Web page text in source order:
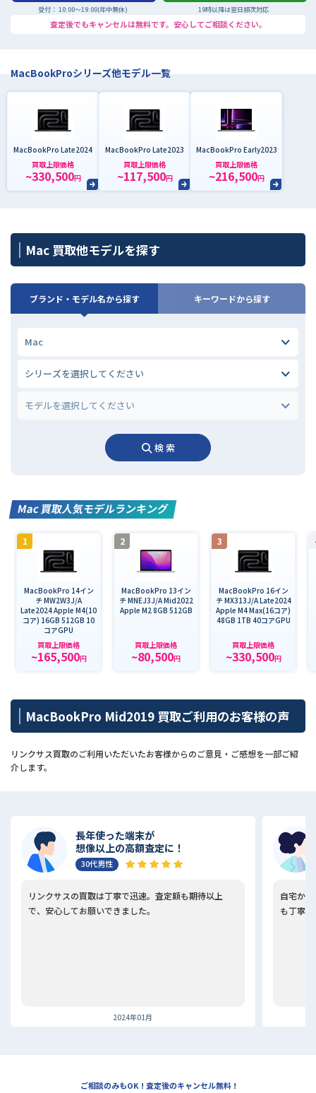
受付： 10:00〜19:00(年中無休) 19時以降は翌日順次対応
査定後でもキャンセルは無料です。安心してご相談ください。
MacBookProシリーズ他モデル一覧
MacBookPro Late2024
買取上限価格
~330,500円
MacBookPro Late2023
買取上限価格
~117,500円
MacBookPro Early2023
買取上限価格
~216,500円
Mac 買取他モデルを探す
ブランド・モデル名から探す キーワードから探す
検 索
Mac 買取人気モデルランキング
1
MacBookPro 14イン
チ MW2W3J/A
Late2024 Apple M4(10
コア) 16GB 512GB 10
コアGPU
買取上限価格
~165,500円
2
MacBookPro 13イン
チ MNEJ3J/A Mid2022
Apple M2 8GB 512GB
買取上限価格
~80,500円
3
MacBookPro 16イン
チ MX313J/A Late2024
Apple M4 Max(16コア)
48GB 1TB 40コアGPU
買取上限価格
~330,500円
MacBookPro Mid2019 買取ご利用のお客様の声
リンクサス買取のご利用いただいたお客様からのご意見・ご感想を一部ご紹
介します。
長年使った端末が
想像以上の高額査定に！
30代男性
リンクサスの買取は丁寧で迅速。査定額も期待以上
で、安心してお願いできました。
2024年01月
自宅か
も丁寧
ご相談のみもOK ! 査定後のキャンセル無料 !